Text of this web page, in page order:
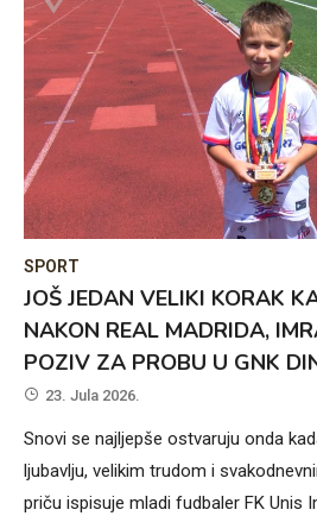
SPORT
JOŠ JEDAN VELIKI KORAK
NAKON REAL MADRIDA,
POZIV ZA PROBU U GNK
23. Jula 2026.
Snovi se najljepše ostvaruju onda
ljubavlju, velikim trudom i
priču ispisuje mladi fudbaler FK Unis